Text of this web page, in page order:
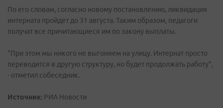
По его словам, согласно новому постановлению, ликвидация
интерната пройдет до 31 августа. Таким образом, педагоги
получат все причитающиеся им по закону выплаты.
"При этом мы никого не выгоняем на улицу. Интернат просто
переводится в другую структуру, но будет продолжать работу",
- отметил собеседник.
Источник: РИА Новости